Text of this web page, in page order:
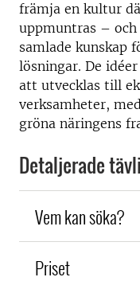
främja en kultur
uppmuntras –
samlade kunskap
lösningar. De
att utvecklas till
verksamheter,
gröna näringens
Detaljerade
Vem kan söka?
Priset